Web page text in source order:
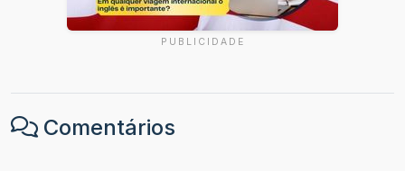
PUBLICIDADE
Comentários